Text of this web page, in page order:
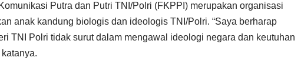
Putra dan Putri TNI/Polri (FKPPI) merupakan organisasi
anak kandung biologis dan ideologis TNI/Polri. “Saya berharap
TNI Polri tidak surut dalam mengawal ideologi negara dan keutuhan